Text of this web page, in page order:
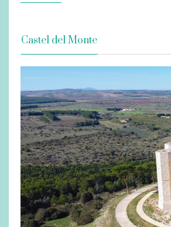
Castel del Monte